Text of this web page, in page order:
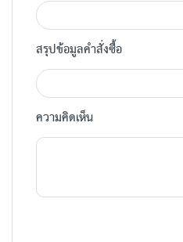
สรุปข้อมูลคำสั่งซื้อ
ความคิดเห็น